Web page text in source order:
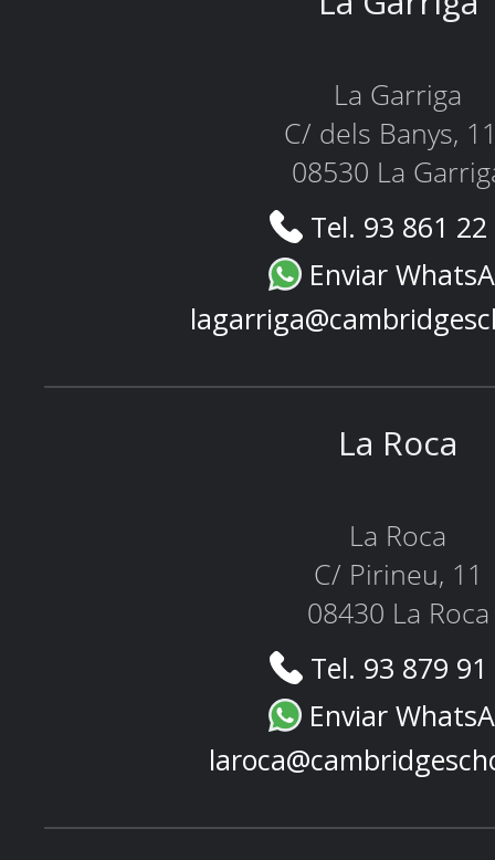
La Garriga
C/ dels Banys,
08530 La
Tel. 93 861
Enviar
La Roca
La Roca
C/ Pirineu, 11
08430 La Roca
Tel. 93 879
Enviar